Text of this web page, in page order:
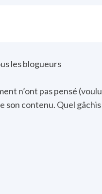
les blogueurs
n’ont pas pensé (voulu
son contenu. Quel gâchis